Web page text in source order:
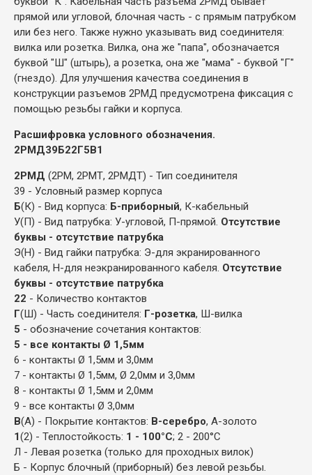
прямой или угловой, блочная часть - с прямым патрубком
или без него. Также нужно указывать вид соединителя:
вилка или розетка. Вилка, она же "папа", обозначается
буквой "Ш" (штырь), а розетка, она же "мама" - буквой "Г"
(гнездо). Для улучшения качества соединения в
конструкции разъемов 2РМД предусмотрена фиксация с
помощью резьбы гайки и корпуса.
Расшифровка условного обозначения.
2РМД39Б22Г5В1
2РМД (2РМ, 2РМТ, 2РМДТ) - Тип соединителя
39 - Условный размер корпуса
Б(К) - Вид корпуса: Б-приборный, К-кабельный
У(П) - Вид патрубка: У-угловой, П-прямой. Отсутствие
буквы - отсутствие патрубка
Э(Н) - Вид гайки патрубка: Э-для экранированного
кабеля, Н-для неэкранированного кабеля. Отсутствие
буквы - отсутствие патрубка
22 - Количество контактов
Г(Ш) - Часть соединителя: Г-розетка, Ш-вилка
5 - обозначение сочетания контактов:
5 - все контакты Ø 1,5мм
6 - контакты Ø 1,5мм и 3,0мм
7 - контакты Ø 1,5мм, Ø 2,0мм и 3,0мм
8 - контакты Ø 1,5мм и 2,0мм
9 - все контакты Ø 3,0мм
В(А) - Покрытие контактов: В-серебро, А-золото
1(2) - Теплостойкость: 1 - 100°С; 2 - 200°С
Л - Левая розетка (только для проходных вилок)
Б - Корпус блочный (приборный) без левой резьбы.